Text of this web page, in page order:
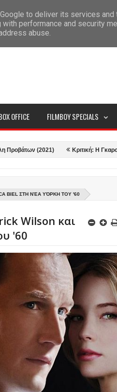
SITEMAP
OFFICE FILMBOY SPECIALS
(2021) Κριτική: Η Γκαρσονιέρα
BIEL ΣΤΗ ΝΈΑ ΥΌΡΚΗ ΤΟΥ '60
Wilson και
'60
to deliver its services and
with performance and security
abuse.